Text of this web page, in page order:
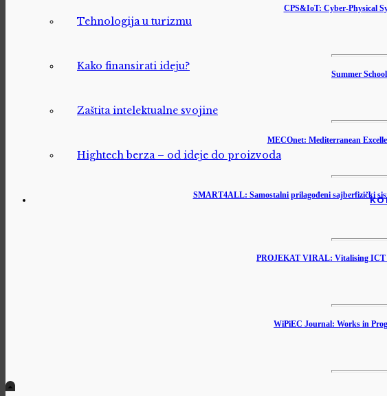
Tehnologija u turizmu
Kako finansirati ideju?
Zaštita intelektualne svojine
Hightech berza – od ideje do proizvoda
CPS&IoT: Cyber-Physical
Summer
MECOnet: Mediterranean
SMART4ALL: Samostalni prilagođeni sajberfizički
PROJEKAT VIRAL: Vitalising ICT
WiPiEC Journal: Works in